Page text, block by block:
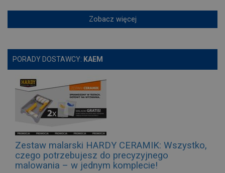
Zobacz więcej
PORADY DOSTAWCY: KAEM
Zestaw malarski HARDY CERAMIK: Wszystko,
czego potrzebujesz do precyzyjnego
malowania – w jednym komplecie!